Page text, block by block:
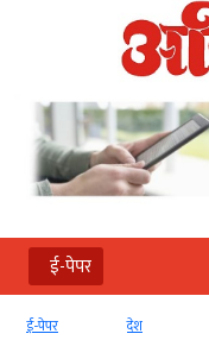
ई-पेपर
ई-पेपर देश